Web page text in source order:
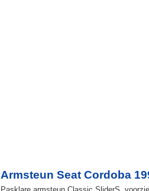
Armsteun Seat Cordoba